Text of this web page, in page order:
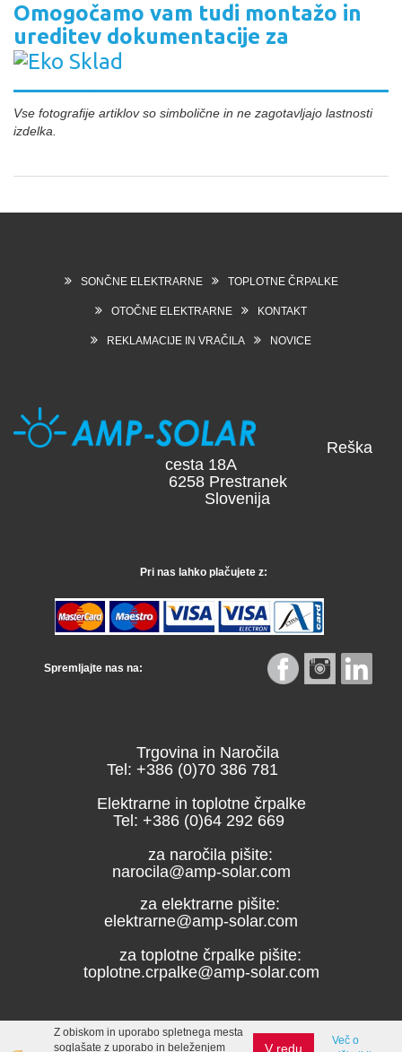
Omogočamo vam tudi montažo in
ureditev dokumentacije za
Vse fotografije artiklov so simbolične in ne zagotavljajo lastnosti
izdelka.
SONČNE ELEKTRARNE TOPLOTNE ČRPALKE
OTOČNE ELEKTRARNE KONTAKT
REKLAMACIJE IN VRAČILA NOVICE
Reška
cesta 18A
6258 Prestranek
Slovenija
Pri nas lahko plačujete z:
Spremljajte nas na:
Trgovina in Naročila
Tel: +386 (0)70 386 781
Elektrarne in toplotne črpalke
Tel: +386 (0)64 292 669
za naročila pišite:
narocila@amp-solar.com
za elektrarne pišite:
elektrarne@amp-solar.com
za toplotne črpalke pišite:
toplotne.crpalke@amp-solar.com
Z obiskom in uporabo spletnega mesta
soglašate z uporabo in beleženjem
V redu
Več o